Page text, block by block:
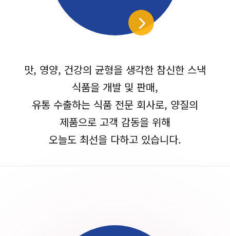
맛, 영양, 건강의 균형을 생각한 참신한 스낵
식품을 개발 및 판매,
유통 수출하는 식품 전문 회사로, 양질의
제품으로 고객 감동을 위해
오늘도 최선을 다하고 있습니다.